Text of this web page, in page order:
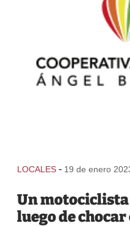
LOCALES - 19 de enero
Un
luego de